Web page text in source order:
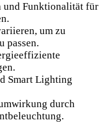
und Funktionalität für
um zu
passen.
Smart Lighting
durch